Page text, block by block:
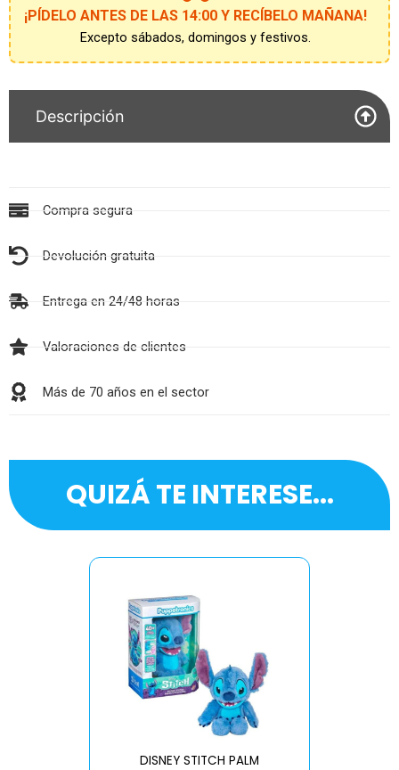
de
espera
¡PÍDELO ANTES DE LAS 14:00 Y RECÍBELO MAÑANA!
Excepto sábados, domingos y festivos.
Descripción
Compra segura
Devolución gratuita
Entrega en 24/48 horas
Valoraciones de clientes
Más de 70 años en el sector
QUIZÁ TE INTERESE...
DISNEY STITCH PALM